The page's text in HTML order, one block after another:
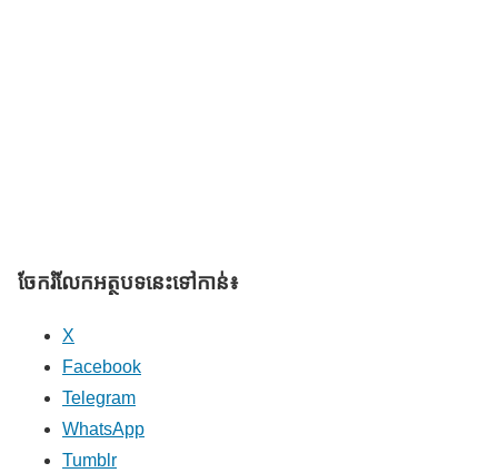
ចែករំលែក​អត្ថបទនេះទៅកាន់៖
X
Facebook
Telegram
WhatsApp
Tumblr